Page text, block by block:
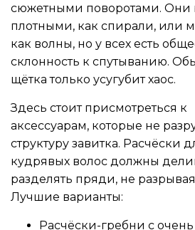
сюжетными поворотами. Они
плотными, как спирали, или
как волны, но у всех есть
склонность к спутыванию.
щётка только усугубит хаос.
Здесь стоит присмотреться к
аксессуарам, которые не
структуру завитка. Расчёски
кудрявых волос должны
разделять пряди, не
Лучшие варианты:
Расчёски-гребни с